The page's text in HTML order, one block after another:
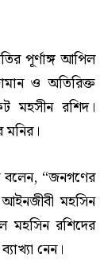
পূর্ণাঙ্গ আপিল
ও অতিরিক্ত
মহসীন রশিদ।
“জনগণের
মহসিন
মহসিন রশিদের
নেন।